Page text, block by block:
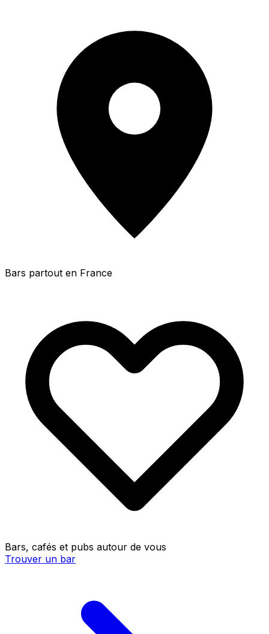
Bars partout en France
Bars, cafés et pubs autour de vous
Trouver un bar